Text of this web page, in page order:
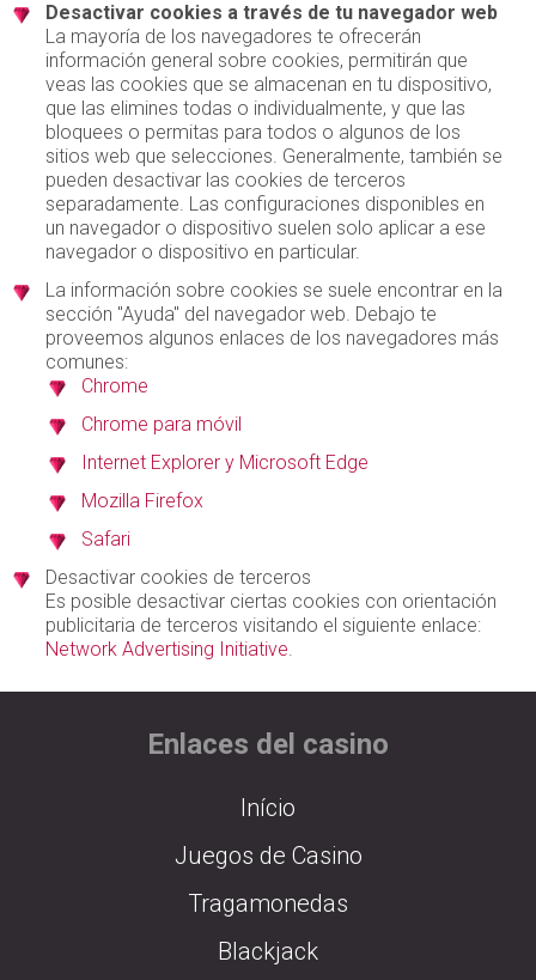
Desactivar cookies a través de tu navegador web
La mayoría de los navegadores te ofrecerán
información general sobre cookies, permitirán que
veas las cookies que se almacenan en tu dispositivo,
que las elimines todas o individualmente, y que las
bloquees o permitas para todos o algunos de los
sitios web que selecciones. Generalmente, también se
pueden desactivar las cookies de terceros
separadamente. Las configuraciones disponibles en
un navegador o dispositivo suelen solo aplicar a ese
navegador o dispositivo en particular.
La información sobre cookies se suele encontrar en la
sección "Ayuda" del navegador web. Debajo te
proveemos algunos enlaces de los navegadores más
comunes:
Chrome
Chrome para móvil
Internet Explorer y Microsoft Edge
Mozilla Firefox
Safari
Desactivar cookies de terceros
Es posible desactivar ciertas cookies con orientación
publicitaria de terceros visitando el siguiente enlace:
Network Advertising Initiative.
Enlaces del casino
Início
Juegos de Casino
Tragamonedas
Blackjack